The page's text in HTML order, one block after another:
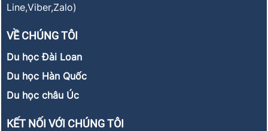
Line,Viber,Zalo)
VỀ CHÚNG TÔI
Du học Đài Loan
Du học Hàn Quốc
Du học châu Úc
KẾT NỐI VỚI CHÚNG TÔI